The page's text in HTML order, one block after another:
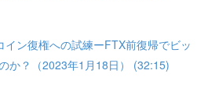
イン復権への試練ーFTX前復帰でビッ
か？（2023年1月18日） (32:15)